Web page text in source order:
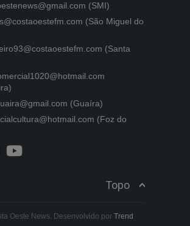
(SMI)
(São Miguel do
(Santa
(Guaíra)
(Foz do
Topo
Oeste News. Desenvolvido por Trend